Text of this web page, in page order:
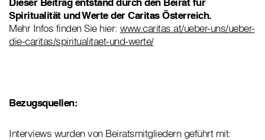
Spiritualität und Werte der Caritas Österreich.
Mehr Infos finden Sie hier: www.caritas.at/ueber-uns/ueber-
die-caritas/spiritualitaet-und-werte/
Bezugsquellen:
Interviews wurden von Beiratsmitgliedern geführt mit: